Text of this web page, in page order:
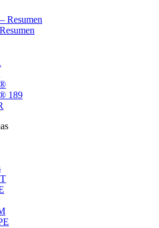
Resumen
189